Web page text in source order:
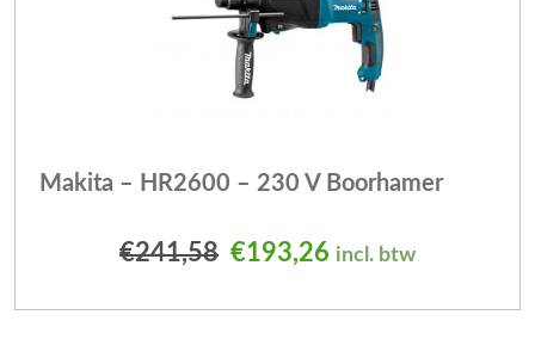
Makita – HR2600 – 230 V Boorhamer
€241,58 Oorspronkelijke prijs
€193,26 Huidige prijs is:
incl. btw